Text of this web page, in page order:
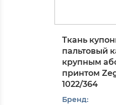
Ткань
пальтовый
крупным
принтом
1022/364
Бренд: